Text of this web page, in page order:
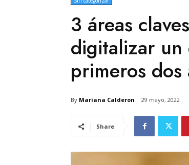
3 áreas
digitalizar un
primeros dos
By Mariana Calderon 29 mayo, 2022
Share